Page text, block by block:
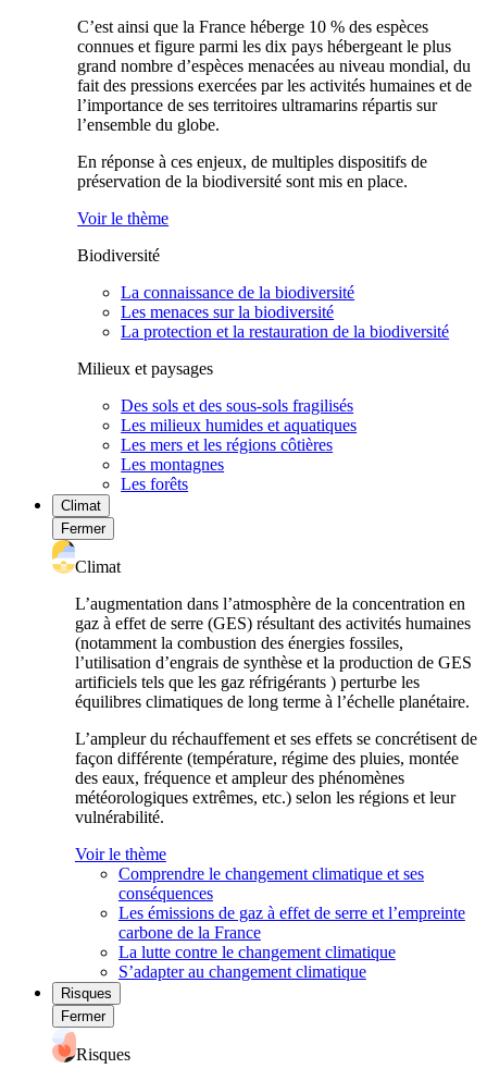
C’est ainsi que la France héberge 10 % des espèces
connues et figure parmi les dix pays hébergeant le plus
grand nombre d’espèces menacées au niveau mondial, du
fait des pressions exercées par les activités humaines et de
l’importance de ses territoires ultramarins répartis sur
l’ensemble du globe.
En réponse à ces enjeux, de multiples dispositifs de
préservation de la biodiversité sont mis en place.
Voir le thème
Biodiversité
La connaissance de la biodiversité
Les menaces sur la biodiversité
La protection et la restauration de la biodiversité
Milieux et paysages
Des sols et des sous-sols fragilisés
Les milieux humides et aquatiques
Les mers et les régions côtières
Les montagnes
Les forêts
Climat
Fermer
Climat
L’augmentation dans l’atmosphère de la concentration en
gaz à effet de serre (GES) résultant des activités humaines
(notamment la combustion des énergies fossiles,
l’utilisation d’engrais de synthèse et la production de GES
artificiels tels que les gaz réfrigérants ) perturbe les
équilibres climatiques de long terme à l’échelle planétaire.
L’ampleur du réchauffement et ses effets se concrétisent de
façon différente (température, régime des pluies, montée
des eaux, fréquence et ampleur des phénomènes
météorologiques extrêmes, etc.) selon les régions et leur
vulnérabilité.
Voir le thème
Comprendre le changement climatique et ses
conséquences
Les émissions de gaz à effet de serre et l’empreinte
carbone de la France
La lutte contre le changement climatique
S’adapter au changement climatique
Risques
Fermer
Risques